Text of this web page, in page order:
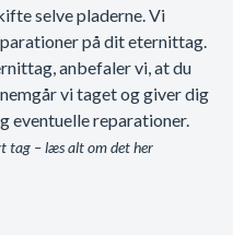
selve pladerne. Vi
på dit eternittag.
anbefaler vi, at du
vi taget og giver dig
eventuelle reparationer.
tag – læs alt om det her